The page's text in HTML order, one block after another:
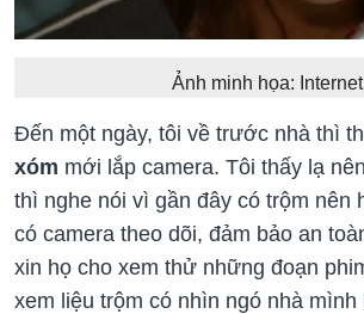
Ảnh minh họa: Internet
Đến một ngày, tôi về trước nhà thì
xóm mới lắp camera. Tôi thấy lạ
thì nghe nói vì gần đây có trộm nên
có camera theo dõi, đảm bảo an
xin họ cho xem thử những đoạn
xem liệu trộm có nhìn ngó nhà mình